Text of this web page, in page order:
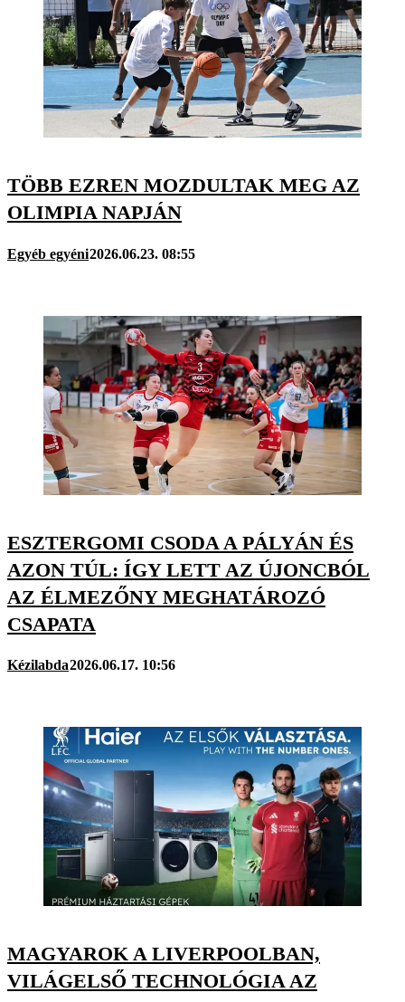
TÖBB EZREN MOZDULTAK MEG AZ
OLIMPIA NAPJÁN
Egyéb egyéni2026.06.23. 08:55
ESZTERGOMI CSODA A PÁLYÁN ÉS
AZON TÚL: ÍGY LETT AZ ÚJONCBÓL
AZ ÉLMEZŐNY MEGHATÁROZÓ
CSAPATA
Kézilabda2026.06.17. 10:56
MAGYAROK A LIVERPOOLBAN,
VILÁGELSŐ TECHNOLÓGIA AZ